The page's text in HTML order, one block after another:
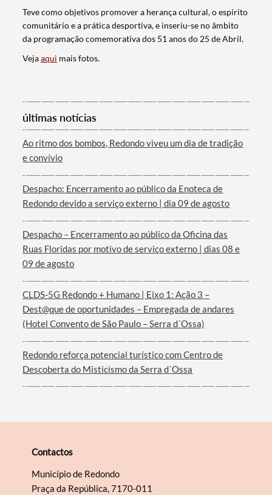
Termo de Pesquisa
Categorias gerais
Filtros
Teve como objetivos promover a herança cultural, o espírito
comunitário e a prática desportiva, e inseriu-se no âmbito
da programação comemorativa dos 51 anos do 25 de Abril.
Vejaaqui mais fotos.
últimas notícias
Ao ritmo dos bombos, Redondo viveu um dia de tradição
e convívio
Despacho: Encerramento ao público da Enoteca de
Redondo devido a serviço externo | dia 09 de agosto
Despacho – Encerramento ao público da Oficina das
Ruas Floridas por motivo de serviço externo | dias 08 e
09 de agosto
CLDS-5G Redondo + Humano | Eixo 1: Ação 3 –
Dest@que de oportunidades – Empregada de andares
(Hotel Convento de São Paulo – Serra d´Ossa)
Redondo reforça potencial turístico com Centro de
Descoberta do Misticismo da Serra d´Ossa
Contactos
Município de Redondo
Praça da República, 7170-011